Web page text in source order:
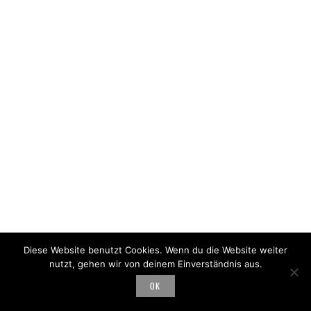
Diese Website benutzt Cookies. Wenn du die Website weiter
nutzt, gehen wir von deinem Einverständnis aus.
OK